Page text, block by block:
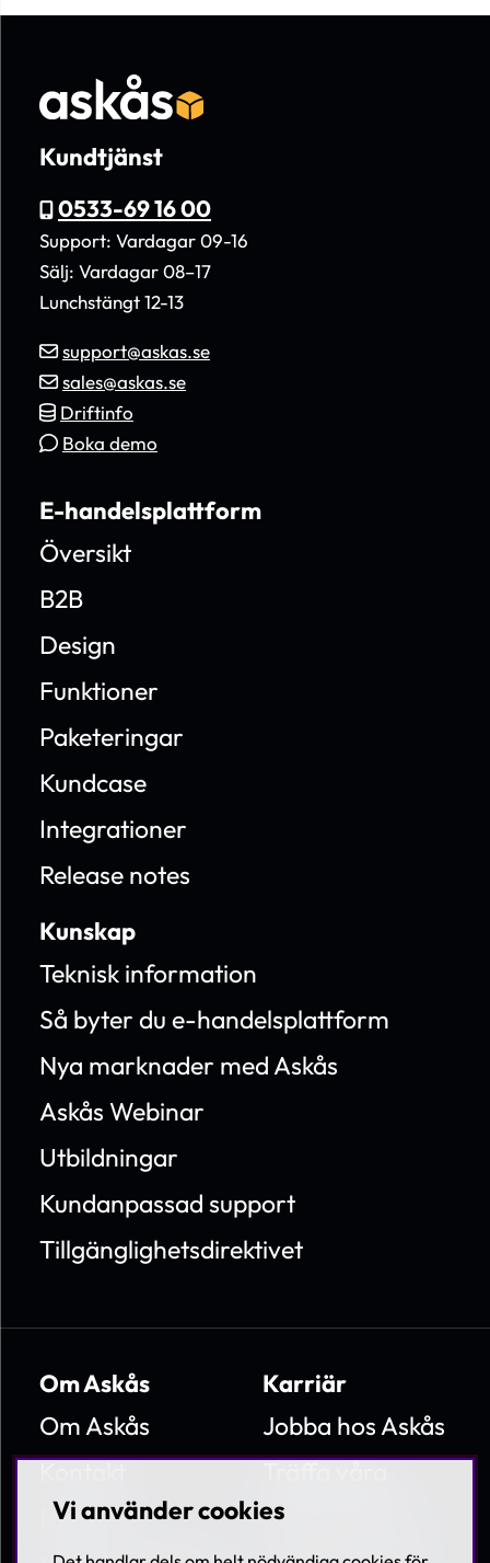
Kundtjänst
0533-69 16 00
Support: Vardagar 09-16
Sälj: Vardagar 08–17
Lunchstängt 12-13
support@askas.se
sales@askas.se
Driftinfo
Boka demo
E-handelsplattform
Översikt
B2B
Design
Funktioner
Paketeringar
Kundcase
Integrationer
Release notes
Kunskap
Teknisk information
Så byter du e-handelsplattform
Nya marknader med Askås
Askås Webinar
Utbildningar
Kundanpassad support
Tillgänglighetsdirektivet
Om Askås
Om Askås
Nyheter
Karriär
Jobba hos Askås
medarbetare
Lediga tjänster
Vi använder cookies